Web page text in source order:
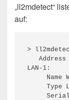
„ll2mdetect“
auf:
>
LAN-1: